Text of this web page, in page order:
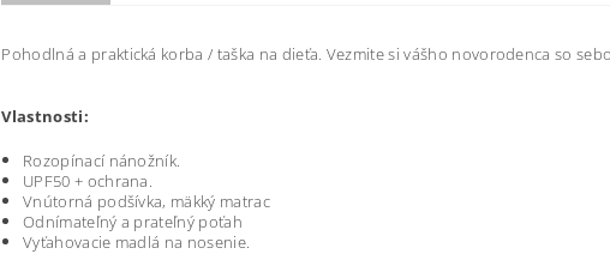
Pohodlná a praktická korba / taška na dieťa. Vezmite si vášho novorodenca so
Vlastnosti:
Rozopínací nánožník.
UPF50 + ochrana.
Vnútorná podšívka, mäkký matrac
Odnímateľný a prateľný poťah
Vyťahovacie madlá na nosenie.